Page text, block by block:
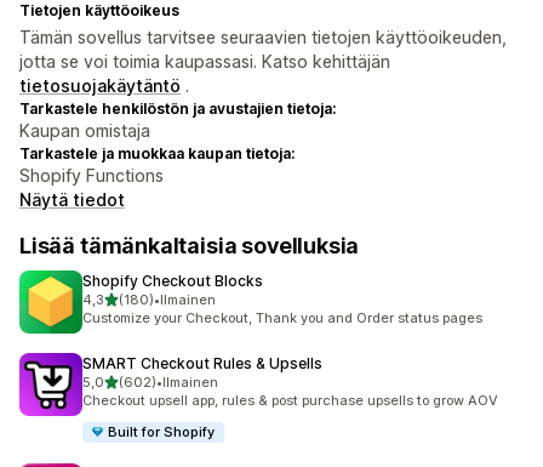
Tietojen käyttöoikeus
Tämän sovellus tarvitsee seuraavien tietojen käyttöoikeuden,
jotta se voi toimia kaupassasi. Katso kehittäjän
tietosuojakäytäntö .
Tarkastele henkilöstön ja avustajien tietoja:
Kaupan omistaja
Tarkastele ja muokkaa kaupan tietoja:
Shopify Functions
Näytä tiedot
Lisää tämänkaltaisia sovelluksia
Shopify Checkout Blocks
4,3/ 5 tähteä
(180)
180 arvostelua yhteensä
•Ilmainen
Customize your Checkout, Thank you and Order status pages
SMART Checkout Rules & Upsells
5,0/ 5 tähteä
(602)
602 arvostelua yhteensä
•Ilmainen
Checkout upsell app, rules & post purchase upsells to grow AOV
Built for Shopify